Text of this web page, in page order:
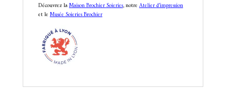
Découvrez laMaison Brochier Soieries, notreAtelier d’impression
et leMusée Soieries Brochier